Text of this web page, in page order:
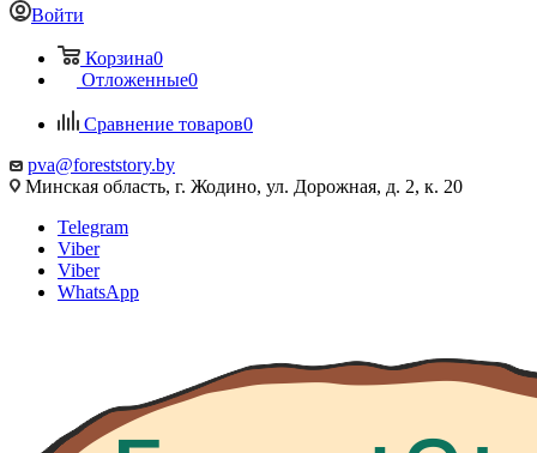
Войти
Корзина0
Отложенные0
Сравнение товаров0
pva@foreststory.by
Минская область, г. Жодино, ул. Дорожная, д. 2, к. 20
Telegram
Viber
Viber
WhatsApp